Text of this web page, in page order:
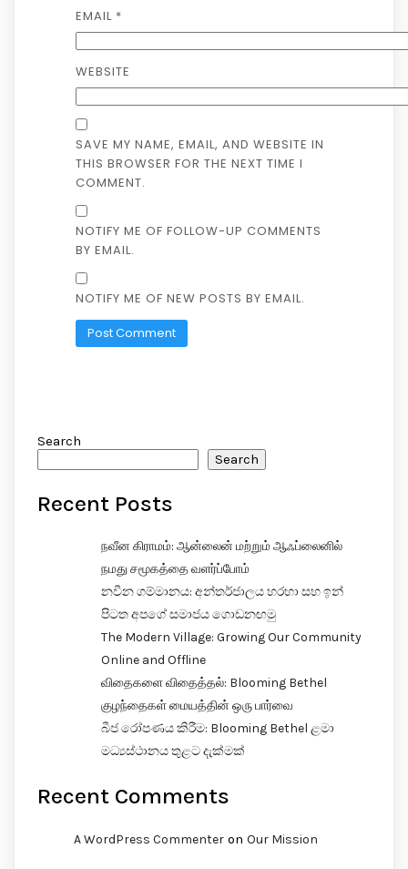
EMAIL *
WEBSITE
SAVE MY NAME, EMAIL, AND WEBSITE IN
THIS BROWSER FOR THE NEXT TIME I
COMMENT.
NOTIFY ME OF FOLLOW-UP COMMENTS
BY EMAIL.
NOTIFY ME OF NEW POSTS BY EMAIL.
Search
Search
Recent Posts
நவீன கிராமம்: ஆன்லைன் மற்றும் ஆஃப்லைனில்
நமது சமூகத்தை வளர்ப்போம்
නවීන ගම්මානය: අන්තර්ජාලය හරහා සහ ඉන්
පිටත අපගේ සමාජය ගොඩනඟමු
The Modern Village: Growing Our Community
Online and Offline
விதைகளை விதைத்தல்: Blooming Bethel
குழந்தைகள் மையத்தின் ஒரு பார்வை
බීජ රෝපණය කිරීම: Blooming Bethel ළමා
මධ්‍යස්ථානය තුළට දැක්මක්
Recent Comments
A WordPress Commenter on Our Mission